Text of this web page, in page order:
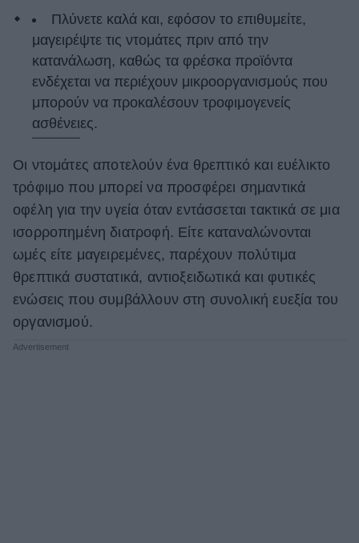
Πλύνετε καλά και, εφόσον το επιθυμείτε,
μαγειρέψτε τις ντομάτες πριν από την
κατανάλωση, καθώς τα φρέσκα προϊόντα
ενδέχεται να περιέχουν μικροοργανισμούς που
μπορούν να προκαλέσουν τροφιμογενείς
ασθένειες.
Οι ντομάτες αποτελούν ένα θρεπτικό και ευέλικτο
τρόφιμο που μπορεί να προσφέρει σημαντικά
οφέλη για την υγεία όταν εντάσσεται τακτικά σε μια
ισορροπημένη διατροφή. Είτε καταναλώνονται
ωμές είτε μαγειρεμένες, παρέχουν πολύτιμα
θρεπτικά συστατικά, αντιοξειδωτικά και φυτικές
ενώσεις που συμβάλλουν στη συνολική ευεξία του
οργανισμού.